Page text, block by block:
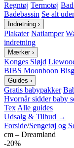
Regntøj Termotøj
Badebassin Se alt
Indretning ›
Plakater Natlamper
indretning
Mærker ›
Konges Sløjd
BIBS Moonboon
Guides ›
Gratis babypakker
Hvornår sidder baby
Tex Alle guides
Udsalg & Tilbud →
Forside/Sengetøj og
cm – Dreamland
-20%